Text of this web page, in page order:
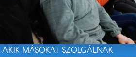
AKIK MÁSOKAT SZOLGÁLNAK